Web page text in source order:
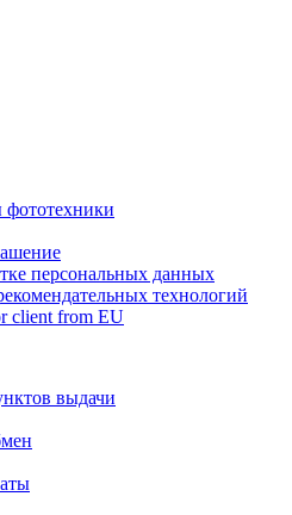
персональных данных
технологий
client from EU
выдачи